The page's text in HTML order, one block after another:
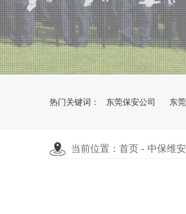
热门关键词： 东莞保安公司 东
当前位置：首页 - 中保维